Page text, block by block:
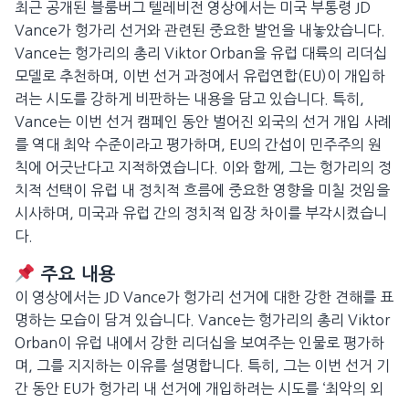
최근 공개된 블룸버그 텔레비전 영상에서는 미국 부통령 JD
Vance가 헝가리 선거와 관련된 중요한 발언을 내놓았습니다.
Vance는 헝가리의 총리 Viktor Orban을 유럽 대륙의 리더십
모델로 추천하며, 이번 선거 과정에서 유럽연합(EU)이 개입하
려는 시도를 강하게 비판하는 내용을 담고 있습니다. 특히,
Vance는 이번 선거 캠페인 동안 벌어진 외국의 선거 개입 사례
를 역대 최악 수준이라고 평가하며, EU의 간섭이 민주주의 원
칙에 어긋난다고 지적하였습니다. 이와 함께, 그는 헝가리의 정
치적 선택이 유럽 내 정치적 흐름에 중요한 영향을 미칠 것임을
시사하며, 미국과 유럽 간의 정치적 입장 차이를 부각시켰습니
다.
주요 내용
이 영상에서는 JD Vance가 헝가리 선거에 대한 강한 견해를 표
명하는 모습이 담겨 있습니다. Vance는 헝가리의 총리 Viktor
Orban이 유럽 내에서 강한 리더십을 보여주는 인물로 평가하
며, 그를 지지하는 이유를 설명합니다. 특히, 그는 이번 선거 기
간 동안 EU가 헝가리 내 선거에 개입하려는 시도를 ‘최악의 외